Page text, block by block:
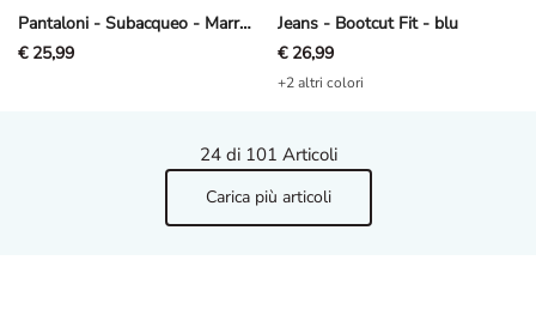
Pantaloni - Subacqueo - Marrone scuro
€ 25,99
Jeans - Bootcut Fit - blu
€ 26,99
+2 altri colori
24di 101 Articoli
Carica più articoli